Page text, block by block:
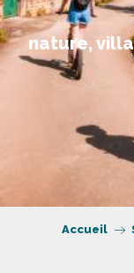
nature,
Accueil